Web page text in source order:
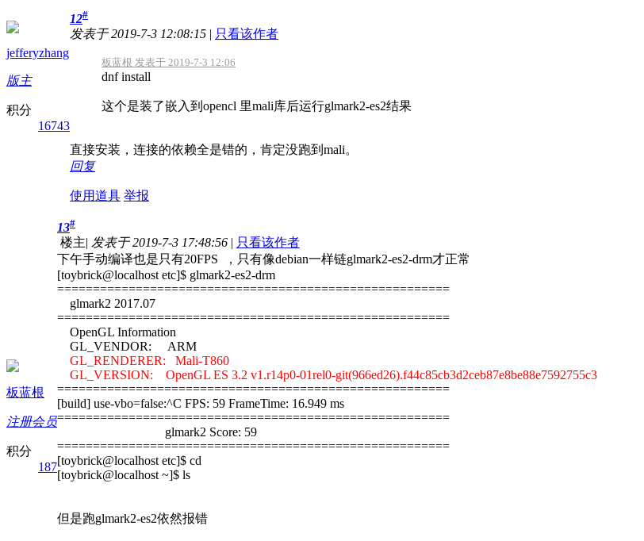
jefferyzhang
版主
积分
16743
12#
发表于 2019-7-3 12:08:15 | 只看该作者
板蓝根 发表于 2019-7-3 12:06
dnf install
这个是装了嵌入到opencl 里mali库后运行glmark2-es2结果
直接安装，连接的依赖全是错的，肯定没跑到mali。
回复
使用道具 举报
板蓝根
注册会员
积分
187
13#
楼主| 发表于 2019-7-3 17:48:56 | 只看该作者
下午手动编译也是只有20FPS ，只有像debian一样链glmark2-es2-drm才正常
[toybrick@localhost etc]$ glmark2-es2-drm
=======================================================
glmark2 2017.07
=======================================================
OpenGL Information
GL_VENDOR: ARM
GL_RENDERER: Mali-T860
GL_VERSION: OpenGL ES 3.2 v1.r14p0-01rel0-git(966ed26).f44c85cb3d2ceb87e8be88e7592755c3
=======================================================
[build] use-vbo=false:^C FPS: 59 FrameTime: 16.949 ms
=======================================================
glmark2 Score: 59
=======================================================
[toybrick@localhost etc]$ cd
[toybrick@localhost ~]$ ls
但是跑glmark2-es2依然报错